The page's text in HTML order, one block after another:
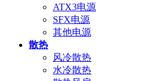
ATX3电源
SFX电源
其他电源
散热
风冷散热
水冷散热